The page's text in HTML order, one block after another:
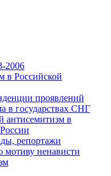
2006
в Российской
проявлений
в государствах СНГ
антисемитизм в
репортажи
мотиву ненависти